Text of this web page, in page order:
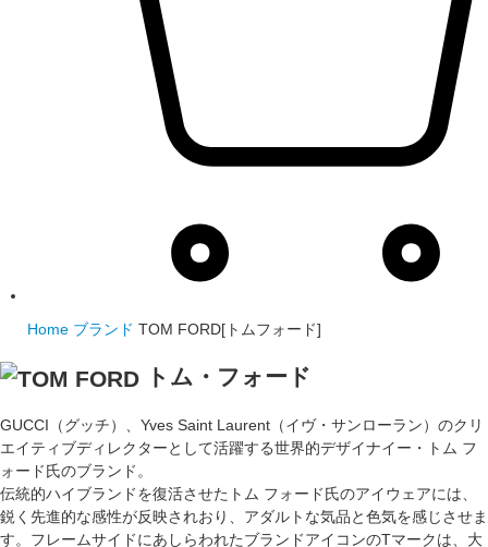
Home ブランド TOM FORD[トムフォード]
トム・フォード
GUCCI（グッチ）、Yves Saint Laurent（イヴ・サンローラン）のクリ
エイティブディレクターとして活躍する世界的デザイナイー・トム フ
ォード氏のブランド。
伝統的ハイブランドを復活させたトム フォード氏のアイウェアには、
鋭く先進的な感性が反映されおり、アダルトな気品と色気を感じさせま
す。フレームサイドにあしらわれたブランドアイコンのTマークは、大